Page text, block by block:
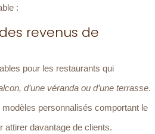
:
revenus de
pour les restaurants qui
d’une véranda ou d’une terrasse.
personnalisés comportant le
attirer davantage de clients.